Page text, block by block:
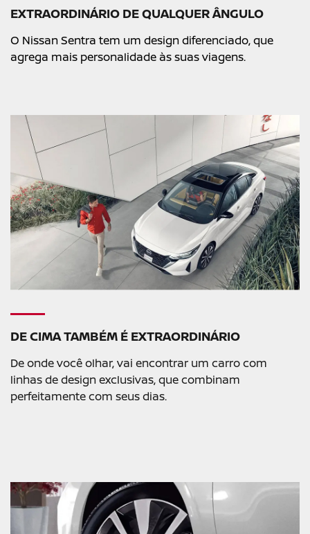
EXTRAORDINÁRIO DE QUALQUER ÂNGULO​
O Nissan Sentra tem um design diferenciado, que
agrega mais personalidade às suas viagens.​
DE CIMA TAMBÉM É EXTRAORDINÁRIO
De onde você olhar, vai encontrar um carro com
linhas de design exclusivas, que combinam
perfeitamente com seus dias. ​